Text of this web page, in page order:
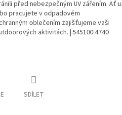
před nebezpečným UV zářením. Ať
pracujete v odpadovém
oblečením zajišťujeme vaši
aktivitách. | 545100.4740
SDÍLET